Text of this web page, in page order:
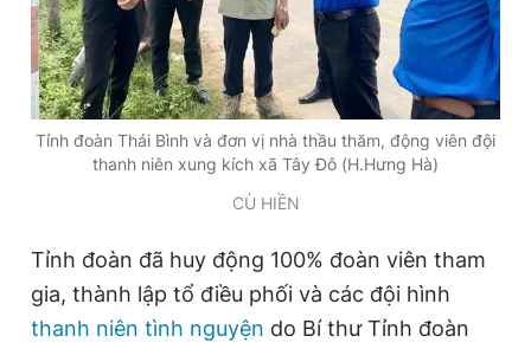
Tỉnh đoàn Thái Bình và đơn vị nhà thầu thăm, động viên đội
thanh niên xung kích xã Tây Đô (H.Hưng Hà)
CÙ HIỀN
Tỉnh đoàn đã huy động 100% đoàn viên tham
gia, thành lập tổ điều phối và các đội hình
thanh niên tình nguyện do Bí thư Tỉnh đoàn